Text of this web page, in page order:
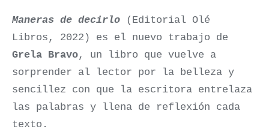
Maneras de decirlo
(Editorial Olé
Libros, 2022) es el nuevo trabajo de
Grela Bravo, un libro que vuelve a
sorprender al lector por la belleza y
sencillez con que la escritora entrelaza
las palabras y llena de reflexión cada
texto.